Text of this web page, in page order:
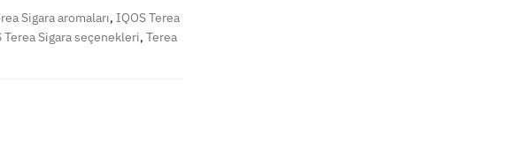
Sigara aromaları, IQOS Terea
Terea Sigara seçenekleri, Terea